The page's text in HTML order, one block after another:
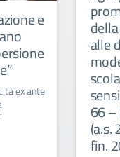
e
ex ante
alle
66
fin.